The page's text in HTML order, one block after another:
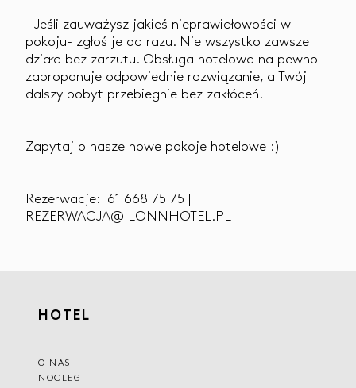
- Jeśli zauważysz jakieś nieprawidłowości w
pokoju- zgłoś je od razu. Nie wszystko zawsze
działa bez zarzutu. Obsługa hotelowa na pewno
zaproponuje odpowiednie rozwiązanie, a Twój
dalszy pobyt przebiegnie bez zakłóceń.
Zapytaj o nasze nowe pokoje hotelowe :)
Rezerwacje: 61 668 75 75 |
REZERWACJA@ILONNHOTEL.PL
HOTEL
O NAS
NOCLEGI